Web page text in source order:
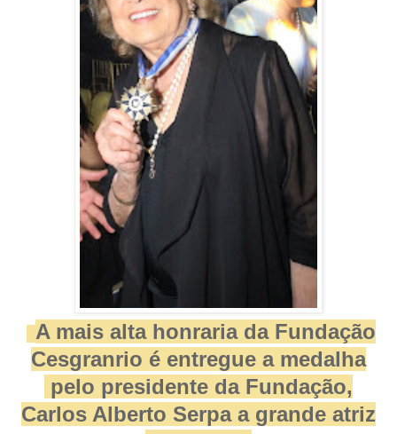
A mais alta honraria da Fundação
Cesgranrio é entregue a medalha
pelo presidente da Fundação,
Carlos Alberto Serpa a grande atriz